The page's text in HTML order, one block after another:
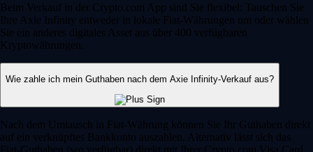
Beim Verkauf in der Crypto.com App sind Sie flexibel: Tauschen Sie
Ihre Axie Infinity entweder in lokale Fiat-Währungen um oder wählen
Sie ein anderes digitales Asset aus über 400 verfügbaren
Kryptowährungen.
Wie zahle ich mein Guthaben nach dem Axie Infinity-Verkauf aus?
Nach dem Umtausch in Fiat-Währung können Sie Ihr Guthaben direkt
auf ein verknüpftes Bankkonto auszahlen. Alternativ lässt sich das
Fiat-Guthaben (wo verfügbar) direkt mit Ihrer Crypto.com Visa Card